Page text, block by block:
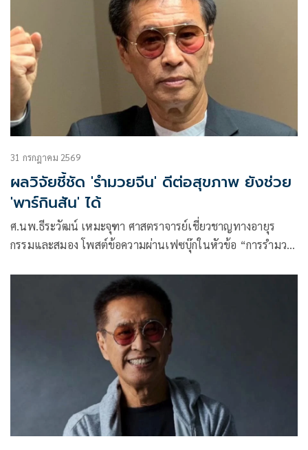
31 กรกฎาคม 2569
ผลวิจัยชี้ชัด 'รำมวยจีน' ดีต่อสุขภาพ ยังช่วย
'พาร์กินสัน' ได้
ศ.นพ.ธีระวัฒน์ เหมะจุฑา ศาสตราจารย์เชี่ยวชาญทางอายุร
กรรมและสมอง โพสต์ข้อความผ่านเฟซบุ๊กในหัวข้อ “การรำมวย